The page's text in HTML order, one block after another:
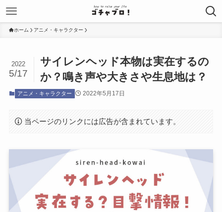
ホーム アニメ・キャラクター
サイレンヘッド本物は実在するの
か？鳴き声や大きさや生息地は？
2022
5/17
アニメ・キャラクター 2022年5月17日
当ページのリンクには広告が含まれています。